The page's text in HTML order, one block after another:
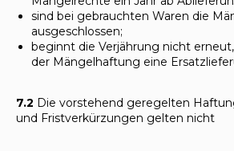
sind bei gebrauchten Waren die
ausgeschlossen;
beginnt die Verjährung nicht
der Mängelhaftung eine
7.2 Die vorstehend geregelten
und Fristverkürzungen gelten nicht